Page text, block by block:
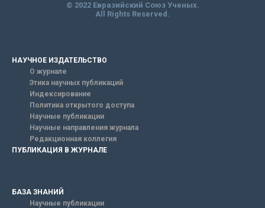
© 2022 Евразийский Союз Ученых.
All Rights Reserved.
НАУЧНОЕ ИЗДАТЕЛЬСТВО
О журнале
Этика научных публикаций
Индексирование
Политика открытого доступа
Научные публикации
Научные направления журнала
Редакционная коллегия
ПУБЛИКАЦИЯ В ЖУРНАЛЕ
БАЗА ЗНАНИЙ
Научные публикации